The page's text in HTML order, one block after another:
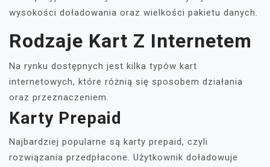
wysokości doładowania oraz wielkości pakietu danych.
Rodzaje Kart Z Internetem
Na rynku dostępnych jest kilka typów kart
internetowych, które różnią się sposobem działania
oraz przeznaczeniem.
Karty Prepaid
Najbardziej popularne są karty prepaid, czyli
rozwiązania przedpłacone. Użytkownik doładowuje